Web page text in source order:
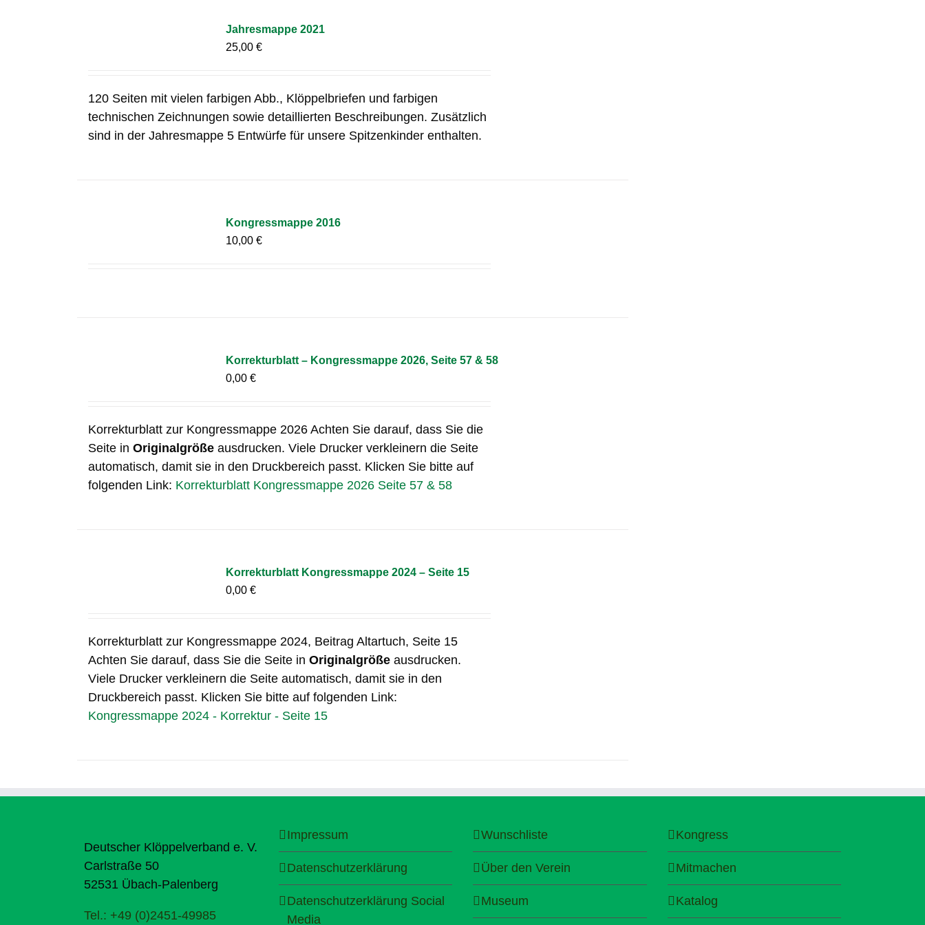
Jahresmappe 2021
25,00€
120 Seiten mit vielen farbigen Abb., Klöppelbriefen und farbigen
technischen Zeichnungen sowie detaillierten Beschreibungen. Zusätzlich
sind in der Jahresmappe 5 Entwürfe für unsere Spitzenkinder enthalten.
Kongressmappe 2016
10,00€
Korrekturblatt – Kongressmappe 2026, Seite 57 & 58
0,00€
Korrekturblatt zur Kongressmappe 2026 Achten Sie darauf, dass Sie die
Seite inOriginalgröße ausdrucken. Viele Drucker verkleinern die Seite
automatisch, damit sie in den Druckbereich passt. Klicken Sie bitte auf
folgenden Link: Korrekturblatt Kongressmappe 2026 Seite 57 & 58
Korrekturblatt Kongressmappe 2024 – Seite 15
0,00€
Korrekturblatt zur Kongressmappe 2024, Beitrag Altartuch, Seite 15
Achten Sie darauf, dass Sie die Seite inOriginalgröße ausdrucken.
Viele Drucker verkleinern die Seite automatisch, damit sie in den
Druckbereich passt. Klicken Sie bitte auf folgenden Link:
Kongressmappe 2024 - Korrektur - Seite 15
Deutscher Klöppelverband e. V.
Carlstraße 50
52531 Übach-Palenberg
Tel.: +49 (0)2451-49985
Impressum
Datenschutzerklärung
Datenschutzerklärung Social
Media
Wunschliste
Über den Verein
Museum
Kongress
Mitmachen
Katalog